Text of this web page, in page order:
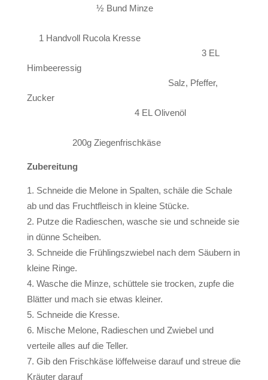
½ Bund Minze
1 Handvoll Rucola Kresse
3 EL
Himbeeressig
Salz, Pfeffer,
Zucker
4 EL Olivenöl
200g Ziegenfrischkäse
Zubereitung
Schneide die Melone in Spalten, schäle die Schale
ab und das Fruchtfleisch in kleine Stücke.
Putze die Radieschen, wasche sie und schneide sie
in dünne Scheiben.
Schneide die Frühlingszwiebel nach dem Säubern in
kleine Ringe.
Wasche die Minze, schüttele sie trocken, zupfe die
Blätter und mach sie etwas kleiner.
Schneide die Kresse.
Mische Melone, Radieschen und Zwiebel und
verteile alles auf die Teller.
Gib den Frischkäse löffelweise darauf und streue die
Kräuter darauf